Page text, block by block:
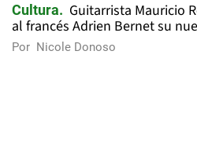
Cultura
Guitarrista Mauricio
al francés Adrien Bernet su
Por Nicole Donoso